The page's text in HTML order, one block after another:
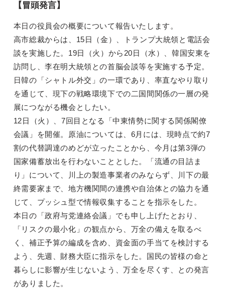
【冒頭発言】
本日の役員会の概要について報告いたします。
高市総裁からは、15日（金）、トランプ大統領と電話会
談を実施した。19日（火）から20日（水）、韓国安東を
訪問し、李在明大統領との首脳会談等を実施する予定。
日韓の「シャトル外交」の一環であり、率直なやり取り
を通じて、現下の戦略環境下での二国間関係の一層の発
展につながる機会としたい。
12日（火）、7回目となる「中東情勢に関する関係閣僚
会議」を開催。原油については、6月には、現時点で約7
割の代替調達のめどが立ったことから、今月は第3弾の
国家備蓄放出を行わないこととした。「流通の目詰ま
り」について、川上の製造事業者のみならず、川下の最
終需要家まで、地方機関間の連携や自治体との協力を通
じて、プッシュ型で情報収集することを指示をした。
本日の「政府与党連絡会議」でも申し上げたとおり、
「リスクの最小化」の観点から、万全の備えを取るべ
く、補正予算の編成を含め、資金面の手当てを検討する
よう、先週、財務大臣に指示をした。国民の皆様の命と
暮らしに影響が生じないよう、万全を尽くす、との発言
がありました。